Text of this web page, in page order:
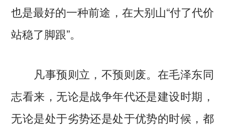
也是最好的一种前途，在大别山“付了代价
站稳了脚跟”。
凡事预则立，不预则废。在毛泽东同
志看来，无论是战争年代还是建设时期，
无论是处于劣势还是处于优势的时候，都